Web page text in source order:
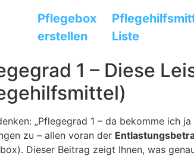
Pflegebox
erstellen
Liste
1 – Diese
„Pflegegrad 1 – da bekomme ich
zu – allen voran der
Dieser Beitrag zeigt Ihnen, was